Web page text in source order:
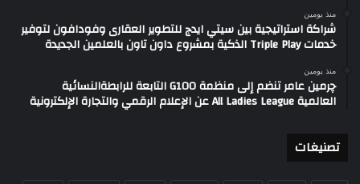
منذ يومين
شراكة استراتيجية بين سيتي ايدج للتطوير العقارى وفودافون لتوفير
خدمات Triple Play الذكية بمشروع داون تاون بالعلمين الجديدة
منذ يومين
چرمين عامر تنضم إلى منظمة G100 التابعة للرابطةالنسائية
العالمية All Ladies League عن الإعلام الرقمي والتجارة الإلكترونية
تصنيغات